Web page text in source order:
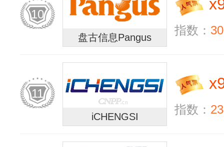
10
盘古信息Pangus
x
指数：
11
iCHENGSI
x
指数：